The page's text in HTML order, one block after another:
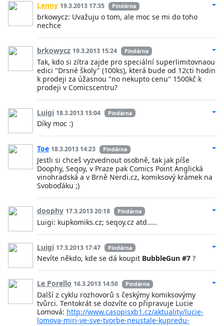
Lenny 19.3.2013 17:35 Pindárna
brkowycz: Uvažuju o tom, ale moc se mi do toho
nechce
brkowycz 19.3.2013 15:24 Pindárna
Tak, kdo si zítra zajde pro speciální superlimitovnaou
edici "Drsné školy" (100ks), která bude od 12cti hodin
k prodeji za úžasnou "no nekupto cenu" 1500kč k
prodeji v Comicscentru?
Luigi 18.3.2013 15:04 Pindárna
Díky moc :)
Toe 18.3.2013 14:23 Pindárna
Jestli si chceš vyzvednout osobně, tak jak píše
Doophy, Seqoy, v Praze pak Comics Point Anglická
vinohradská a v Brně Nerdi.cz, komiksový krámek na
Svoboďáku ;)
doophy 17.3.2013 20:18 Pindárna
Luigi: kupkomiks.cz; seqoy.cz atd.....
Luigi 17.3.2013 17:47 Pindárna
Nevíte někdo, kde se dá koupit BubbleGun #7 ?
Le Porello 16.3.2013 14:50 Pindárna
Další z cyklu rozhovorů s českýmy komiksovýmy
tvůrci. Tentokrát se dozvíte co připravuje Lucie
Lomová: http://www.casopisxb1.cz/aktuality/lucie-
lomova-miri-ve-sve-tvorbe-neustale-kupredu-